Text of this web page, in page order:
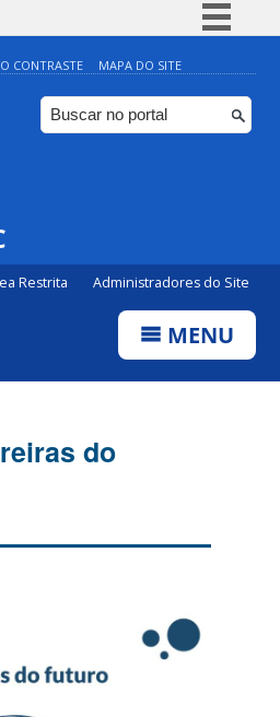
Simplifique!
Comunica BR
Participe
CONTRASTE MAPA DO SITE
Restrita Administradores do Site
MENU
do